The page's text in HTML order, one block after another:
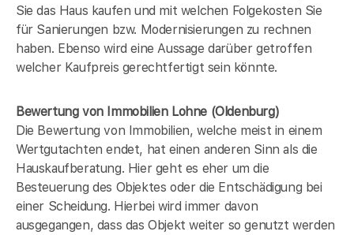
Sie das Haus kaufen und mit welchen Folgekosten Sie
für Sanierungen bzw. Modernisierungen zu rechnen
haben. Ebenso wird eine Aussage darüber getroffen
welcher Kaufpreis gerechtfertigt sein könnte.
Bewertung von Immobilien Lohne (Oldenburg)
Die Bewertung von Immobilien, welche meist in einem
Wertgutachten endet, hat einen anderen Sinn als die
Hauskaufberatung. Hier geht es eher um die
Besteuerung des Objektes oder die Entschädigung bei
einer Scheidung. Hierbei wird immer davon
ausgegangen, dass das Objekt weiter so genutzt werden